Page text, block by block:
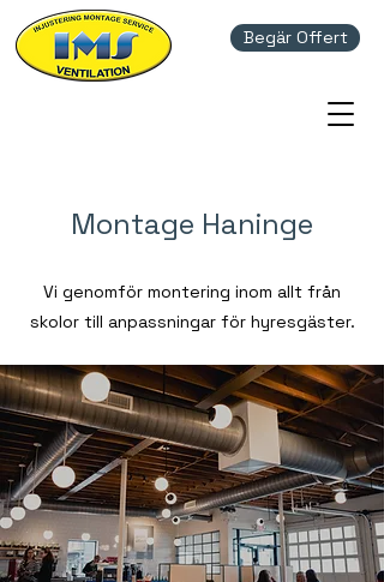
Begär Offert
Montage Haninge
Vi genomför montering inom allt från
skolor till anpassningar för hyresgäster.